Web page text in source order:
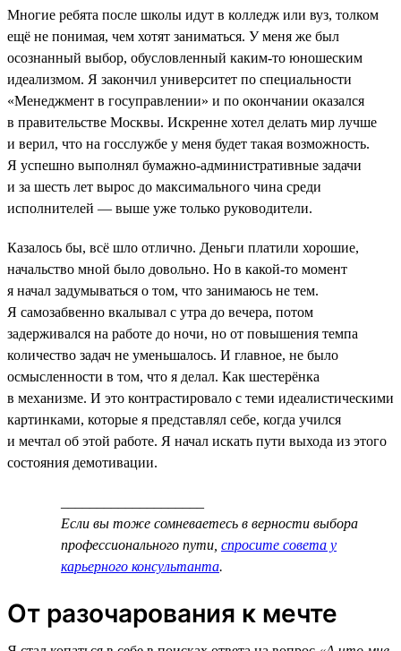
Многие ребята после школы идут в колледж или вуз, толком
ещё не понимая, чем хотят заниматься. У меня же был
осознанный выбор, обусловленный каким-то юношеским
идеализмом. Я закончил университет по специальности
«Менеджмент в госуправлении» и по окончании оказался
в правительстве Москвы. Искренне хотел делать мир лучше
и верил, что на госслужбе у меня будет такая возможность.
Я успешно выполнял бумажно-административные задачи
и за шесть лет вырос до максимального чина среди
исполнителей — выше уже только руководители.
Казалось бы, всё шло отлично. Деньги платили хорошие,
начальство мной было довольно. Но в какой-то момент
я начал задумываться о том, что занимаюсь не тем.
Я самозабвенно вкалывал с утра до вечера, потом
задерживался на работе до ночи, но от повышения темпа
количество задач не уменьшалось. И главное, не было
осмысленности в том, что я делал. Как шестерёнка
в механизме. И это контрастировало с теми идеалистическими
картинками, которые я представлял себе, когда учился
и мечтал об этой работе. Я начал искать пути выхода из этого
состояния демотивации.
Если вы тоже сомневаетесь в верности выбора
профессионального пути, спросите совета у
карьерного консультанта.
От разочарования к мечте